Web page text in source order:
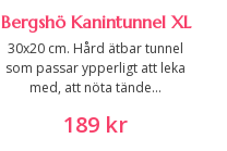
Bergshö Kanintunnel XL
30x20 cm. Hård ätbar tunnel
som passar ypperligt att leka
med, att nöta tände...
189 kr